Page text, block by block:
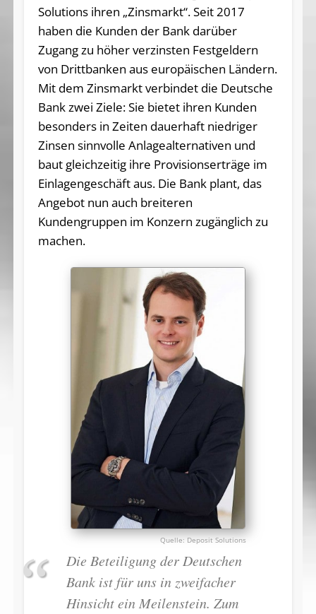
Solutions ihren „Zinsmarkt“. Seit 2017
haben die Kunden der Bank darüber
Zugang zu höher verzinsten Festgeldern
von Drittbanken aus europäischen Ländern.
Mit dem Zinsmarkt verbindet die Deutsche
Bank zwei Ziele: Sie bietet ihren Kunden
besonders in Zeiten dauerhaft niedriger
Zinsen sinnvolle Anlagealternativen und
baut gleichzeitig ihre Provisionserträge im
Einlagengeschäft aus. Die Bank plant, das
Angebot nun auch breiteren
Kundengruppen im Konzern zugänglich zu
machen.
Deposit Solutions
Die Beteiligung der Deutschen
Bank ist für uns in zweifacher
Hinsicht ein Meilenstein. Zum